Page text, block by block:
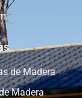
de Madera
Madera